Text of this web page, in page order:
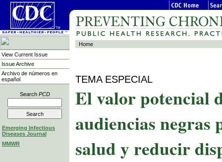
View Current Issue
Issue Archive
Archivo de números en
español
Search PCD
Emerging Infectious
Diseases Journal
MMWR
Home
TEMA ESPECIAL
El valor potencial
audiencias negras
salud y reducir